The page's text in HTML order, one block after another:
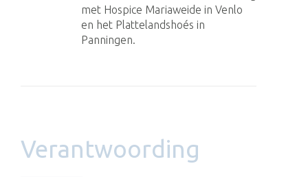
met Hospice Mariaweide in Venlo
en het Plattelandshoés in
Panningen.
Verantwoording